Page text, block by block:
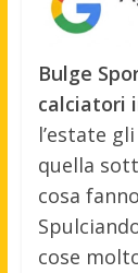
Bulge
calciatori
l’estate
quella
cosa
cose